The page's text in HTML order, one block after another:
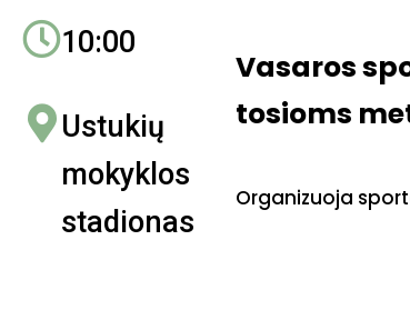
10:00
Ustukių
mokyklos
stadionas
Vasaros
tosioms
Organizuoja